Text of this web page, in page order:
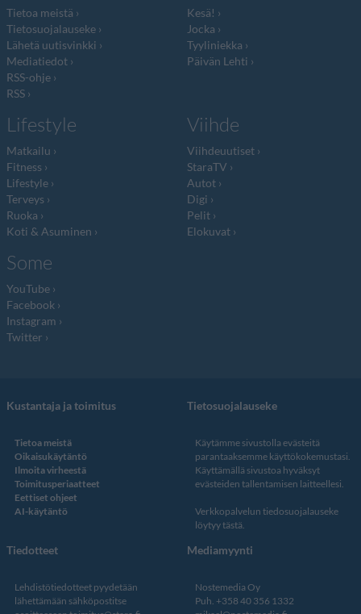
Tietoa meistä
Tietosuojalauseke
Lähetä uutisvinkki
Mediatiedot
RSS-ohje
RSS
Kesä!
Jocka
Tyyliniekka
Päivän Lehti
Lifestyle
Matkailu
Fitness
Lifestyle
Terveys
Ruoka
Koti & Asuminen
Viihde
Viihdeuutiset
StaraTV
Autot
Digi
Pelit
Elokuvat
Some
YouTube
Facebook
Instagram
Twitter
Kustantaja ja toimitus
Tietoa meistä
Oikaisukäytäntö
Ilmoita virheestä
Toimitusperiaatteet
Eettiset ohjeet
AI-käytäntö
Tietosuojalauseke
Käytämme sivustolla evästeitä
parantaaksemme käyttökokemustasi.
Käyttämällä sivustoa hyväksyt
evästeiden tallentamisen laitteellesi.
Verkkopalvelun tiedosuojalauseke
löytyy tästä.
Tiedotteet
Lehdistötiedotteet pyydetään
lähettämään sähköpostitse
Mediamyynti
Nostemedia Oy
Puh. +358 40 356 1332